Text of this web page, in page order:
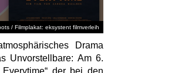
/ Filmplakat: eksystent filmverleih
Drama
Unvorstellbare: Am 6.